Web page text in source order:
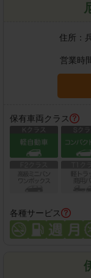
住所：
営業時
保有車両クラス
各種サービス